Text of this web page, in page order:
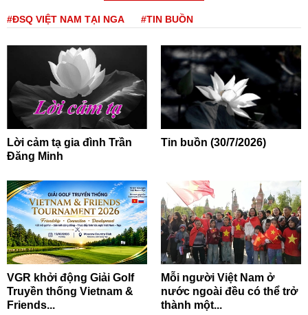
#ĐSQ VIỆT NAM TẠI NGA #TIN BUỒN
Lời cảm tạ gia đình Trần
Đăng Minh
Tin buồn (30/7/2026)
VGR khởi động Giải Golf
Truyền thống Vietnam &
Friends...
Mỗi người Việt Nam ở
nước ngoài đều có thể trở
thành một...